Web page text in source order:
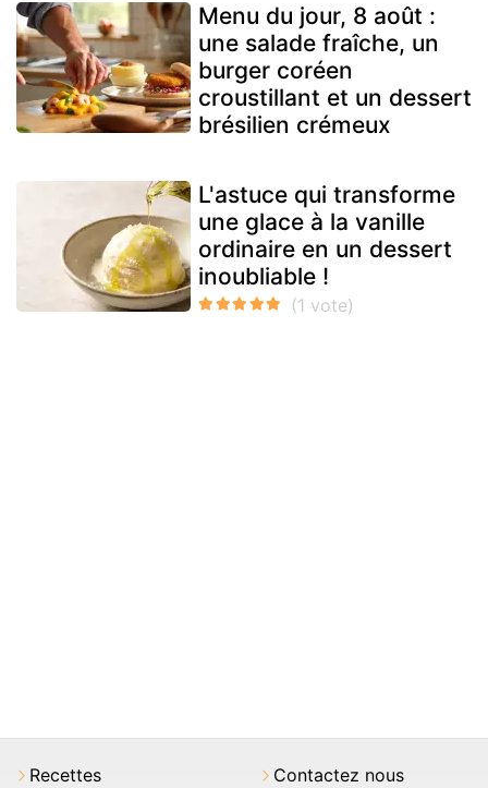
Menu du jour, 8 août :
une salade fraîche, un
burger coréen
croustillant et un dessert
brésilien crémeux
L'astuce qui transforme
une glace à la vanille
ordinaire en un dessert
inoubliable !
Recettes Contactez nous